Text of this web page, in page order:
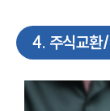
4. 주식교환